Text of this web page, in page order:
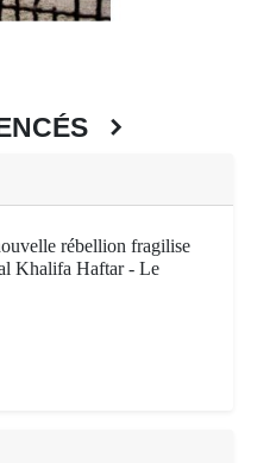
rébellion fragilise
Khalifa Haftar - Le